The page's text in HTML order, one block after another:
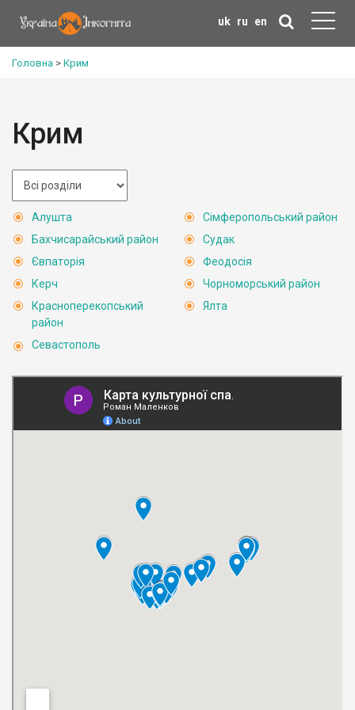
uk ru en
Головна > Крим
Крим
Алушта
Бахчисарайський район
Євпаторія
Керч
Красноперекопський
район
Севастополь
Сімферопольський район
Судак
Феодосія
Чорноморський район
Ялта